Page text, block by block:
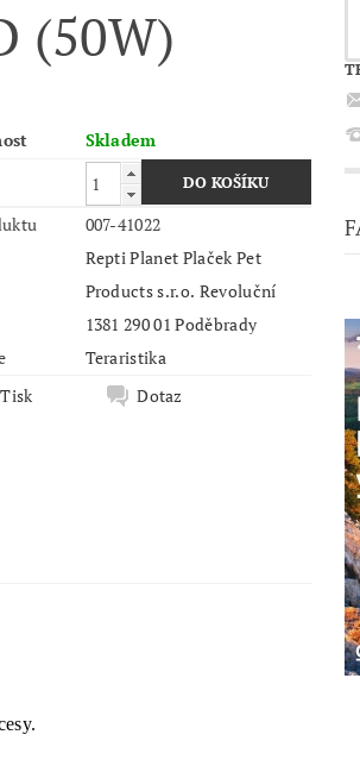
(50W)
Skladem
007-41022
Repti Planet Plaček Pet
Products s.r.o. Revoluční
1381 290 01 Poděbrady
Teraristika
Tisk
Dotaz